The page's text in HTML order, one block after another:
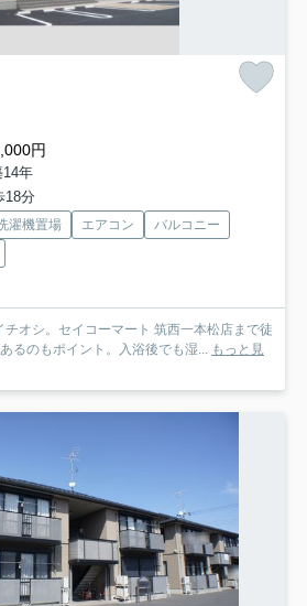
円
年
18分
濯機置場 エアコン
バルコニー
オシ。セイコーマート 筑西一本松店まで徒
るのもポイント。入浴後でも湿...
もっと見